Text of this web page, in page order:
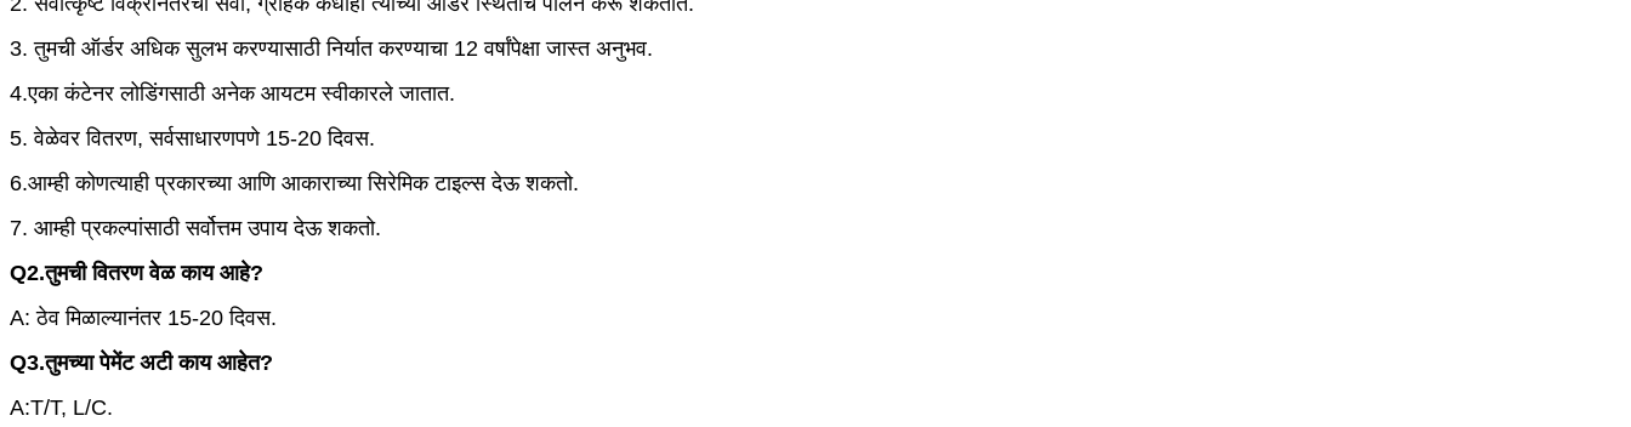
3. तुमची ऑर्डर अधिक सुलभ करण्यासाठी निर्यात करण्याचा 12 वर्षांपेक्षा जास्त अनुभव.
4.एका कंटेनर लोडिंगसाठी अनेक आयटम स्वीकारले जातात.
5. वेळेवर वितरण, सर्वसाधारणपणे 15-20 दिवस.
6.आम्ही कोणत्याही प्रकारच्या आणि आकाराच्या सिरेमिक टाइल्स देऊ शकतो.
7. आम्ही प्रकल्पांसाठी सर्वोत्तम उपाय देऊ शकतो.
Q2.तुमची वितरण वेळ काय आहे?
A: ठेव मिळाल्यानंतर 15-20 दिवस.
Q3.तुमच्या पेमेंट अटी काय आहेत?
A:T/T, L/C.